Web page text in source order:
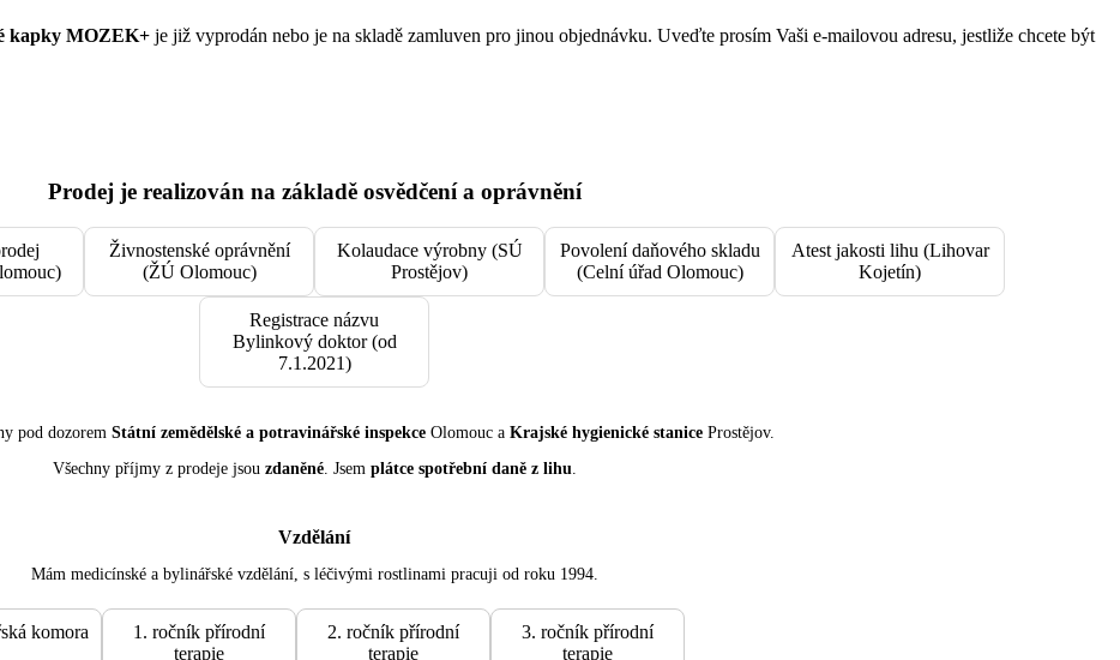
kapky MOZEK+ je již vyprodán nebo je na skladě zamluven pro jinou objednávku. Uveďte prosím Vaši e-mailovou adresu, jestliže chcete být
Prodej je realizován na základě osvědčení a oprávnění
Živnostenské oprávnění
(ŽÚ Olomouc)
Kolaudace výrobny (SÚ
Prostějov)
Povolení daňového skladu
(Celní úřad Olomouc)
Atest jakosti lihu (Lihovar
Kojetín)
Registrace názvu
Bylinkový doktor (od
7.1.2021)
pod dozorem Státní zemědělské a potravinářské inspekce Olomouc a Krajské hygienické stanice Prostějov.
Všechny příjmy z prodeje jsou zdaněné. Jsem plátce spotřební daně z lihu.
Vzdělání
Mám medicínské a bylinářské vzdělání, s léčivými rostlinami pracuji od roku 1994.
komora
1. ročník přírodní
terapie
2. ročník přírodní
terapie
3. ročník přírodní
terapie